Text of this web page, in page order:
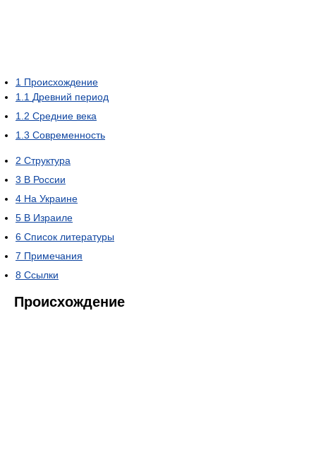
1 Происхождение
1.1 Древний период
1.2 Средние века
1.3 Современность
2 Структура
3 В России
4 На Украине
5 В Израиле
6 Список литературы
7 Примечания
8 Ссылки
Происхождение